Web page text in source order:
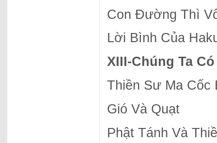
Con Đường Thì
Lời Bình Của
XIII-Chúng Ta
Thiền Sư Ma Cốc
Gió Và Quạt
Phật Tánh Và